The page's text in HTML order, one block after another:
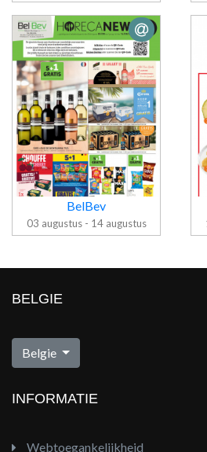
Folder Albert
Heijn
Folder BelBev
BelBev
03 augustus - 14 augustus
BELGIE
Belgie
INFORMATIE
Webtoegankelijkheid